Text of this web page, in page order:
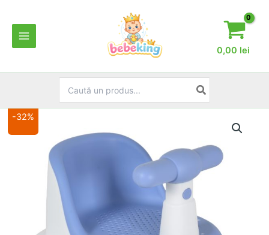
content
0,00 lei
for:
-32%